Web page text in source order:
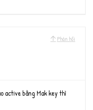
Phản hồi
active bằng Mak key thì